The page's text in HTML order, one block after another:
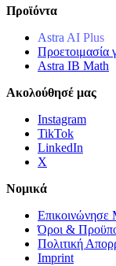
Προϊόντα
Astra AI Plus
Προετοιμασία
Astra IB Μath
Ακολούθησέ μας
Instagram
TikTok
LinkedIn
X
Νομικά
Επικοινώνησε
Όροι &
Πολιτική
Imprint